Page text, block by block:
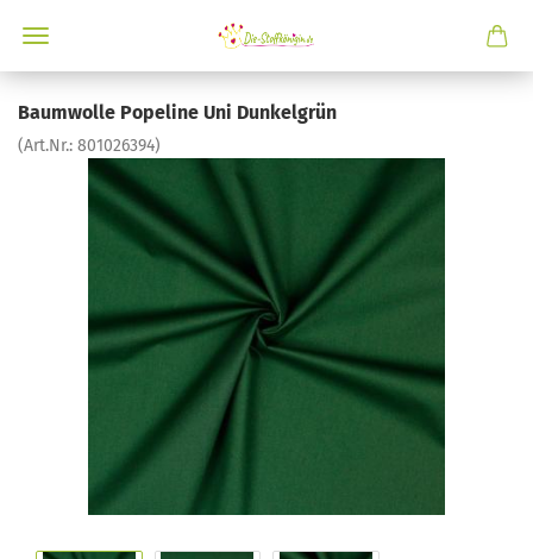
Baumwolle Popeline Uni Dunkelgrün
(Art.Nr.: 801026394)